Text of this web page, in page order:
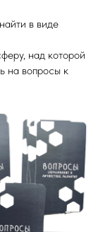
в виде
над которой
на вопросы к